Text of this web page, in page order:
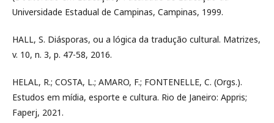
Universidade Estadual de Campinas, Campinas, 1999.
HALL, S. Diásporas, ou a lógica da tradução cultural. Matrizes,
v. 10, n. 3, p. 47-58, 2016.
HELAL, R.; COSTA, L.; AMARO, F.; FONTENELLE, C. (Orgs.).
Estudos em mídia, esporte e cultura. Rio de Janeiro: Appris;
Faperj, 2021.